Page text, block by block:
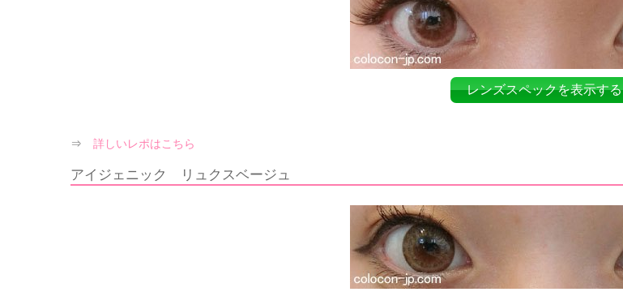
レンズスペックを表示する
⇒ 詳しいレポはこちら
アイジェニック リュクスベージュ